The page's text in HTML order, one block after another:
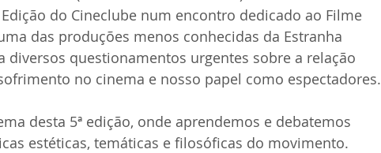
do Cineclube num encontro dedicado ao Filme
das produções menos conhecidas da Estranha
diversos questionamentos urgentes sobre a relação
no cinema e nosso papel como espectadores.
desta 5ª edição, onde aprendemos e debatemos
estéticas, temáticas e filosóficas do movimento.